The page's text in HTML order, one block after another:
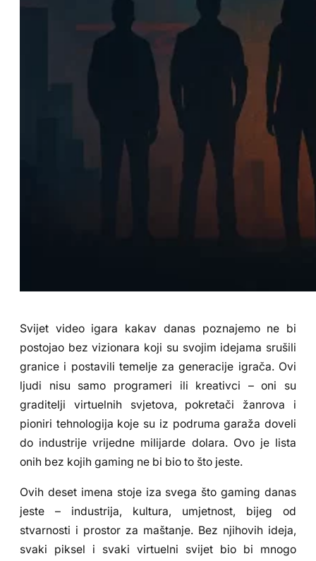
Svijet video igara kakav danas poznajemo ne bi
postojao bez vizionara koji su svojim idejama srušili
granice i postavili temelje za generacije igrača. Ovi
ljudi nisu samo programeri ili kreativci – oni su
graditelji virtuelnih svjetova, pokretači žanrova i
pioniri tehnologija koje su iz podruma garaža doveli
do industrije vrijedne milijarde dolara. Ovo je lista
onih bez kojih gaming ne bi bio to što jeste.
Ovih deset imena stoje iza svega što gaming danas
jeste – industrija, kultura, umjetnost, bijeg od
stvarnosti i prostor za maštanje. Bez njihovih ideja,
svaki piksel i svaki virtuelni svijet bio bi mnogo